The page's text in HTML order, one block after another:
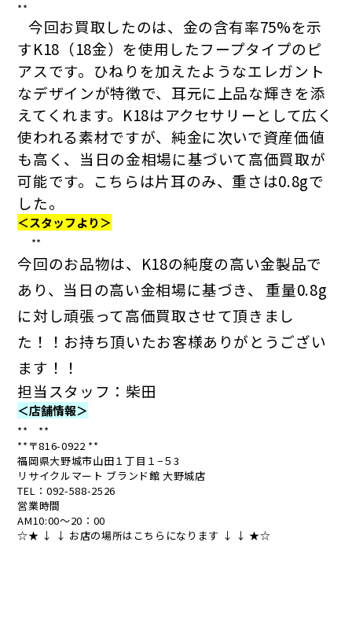
**
今回お買取したのは、金の含有率75%を示
すK18（18金）を使用したフープタイプのピ
アスです。ひねりを加えたようなエレガント
なデザインが特徴で、耳元に上品な輝きを添
えてくれます。K18はアクセサリーとして広く
使われる素材ですが、純金に次いで資産価値
も高く、当日の金相場に基づいて高価買取が
可能です。こちらは片耳のみ、重さは0.8gで
した。
＜スタッフより＞
**
今回のお品物は、K18の純度の高い金製品で
あり、当日の高い金相場に基づき、
重量0.8g
に対し頑張って高価買取させて頂きまし
た！！お持ち頂いたお客様ありがとうござい
ます！！
担当スタッフ：柴田
＜店舗情報＞
** **
**〒816-0922 **
福岡県大野城市山田１丁目１−５3
リサイクルマート ブランド館 大野城店
TEL： 092-588-2526
営業時間
AM10:00～20：00
☆★ ↓ ↓ お店の場所はこちらになります ↓ ↓ ★☆